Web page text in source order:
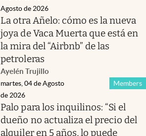
Agosto de 2026
La otra Añelo: cómo es la nueva
joya de Vaca Muerta que está en
la mira del “Airbnb” de las
petroleras
Ayelén Trujillo
Members
martes, 04 de Agosto
de 2026
Palo para los inquilinos: “Si el
dueño no actualiza el precio del
alquiler en 5 años, lo puede